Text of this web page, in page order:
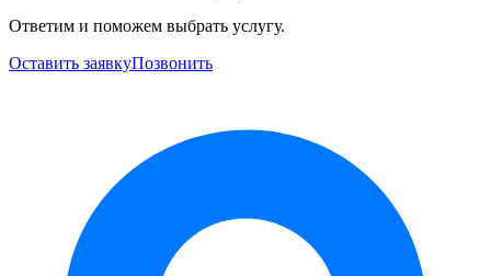
Ответим и поможем выбрать услугу.
Оставить заявкуПозвонить